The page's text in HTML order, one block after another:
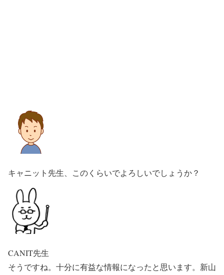
キャニット先生、このくらいでよろしいでしょうか？
CANIT先生
そうですね。十分に有益な情報になったと思います。新山